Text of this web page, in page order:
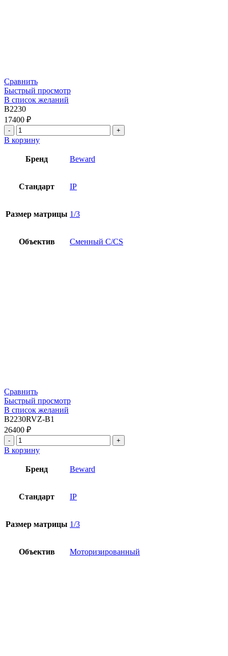
Сравнить
Быстрый просмотр
В список желаний
B2230
17400 ₽
В корзину
Бренд Beward
Стандарт IP
Размер матрицы 1/3
Объектив Сменный C/CS
Сравнить
Быстрый просмотр
В список желаний
B2230RVZ-B1
26400 ₽
В корзину
Бренд Beward
Стандарт IP
Размер матрицы 1/3
Объектив Моторизированный